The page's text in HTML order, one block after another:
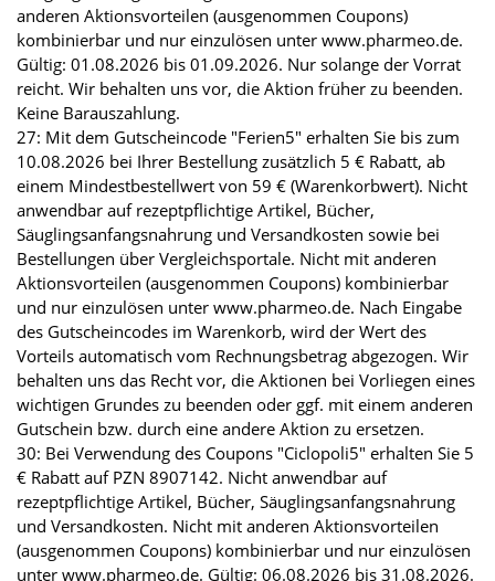
anderen Aktionsvorteilen (ausgenommen Coupons)
kombinierbar und nur einzulösen unter www.pharmeo.de.
Gültig: 01.08.2026 bis 01.09.2026. Nur solange der Vorrat
reicht. Wir behalten uns vor, die Aktion früher zu beenden.
Keine Barauszahlung.
27: Mit dem Gutscheincode "Ferien5" erhalten Sie bis zum
10.08.2026 bei Ihrer Bestellung zusätzlich 5 € Rabatt, ab
einem Mindestbestellwert von 59 € (Warenkorbwert). Nicht
anwendbar auf rezeptpflichtige Artikel, Bücher,
Säuglingsanfangsnahrung und Versandkosten sowie bei
Bestellungen über Vergleichsportale. Nicht mit anderen
Aktionsvorteilen (ausgenommen Coupons) kombinierbar
und nur einzulösen unter www.pharmeo.de. Nach Eingabe
des Gutscheincodes im Warenkorb, wird der Wert des
Vorteils automatisch vom Rechnungsbetrag abgezogen. Wir
behalten uns das Recht vor, die Aktionen bei Vorliegen eines
wichtigen Grundes zu beenden oder ggf. mit einem anderen
Gutschein bzw. durch eine andere Aktion zu ersetzen.
30: Bei Verwendung des Coupons "Ciclopoli5" erhalten Sie 5
€ Rabatt auf PZN 8907142. Nicht anwendbar auf
rezeptpflichtige Artikel, Bücher, Säuglingsanfangsnahrung
und Versandkosten. Nicht mit anderen Aktionsvorteilen
(ausgenommen Coupons) kombinierbar und nur einzulösen
unter www.pharmeo.de. Gültig: 06.08.2026 bis 31.08.2026.